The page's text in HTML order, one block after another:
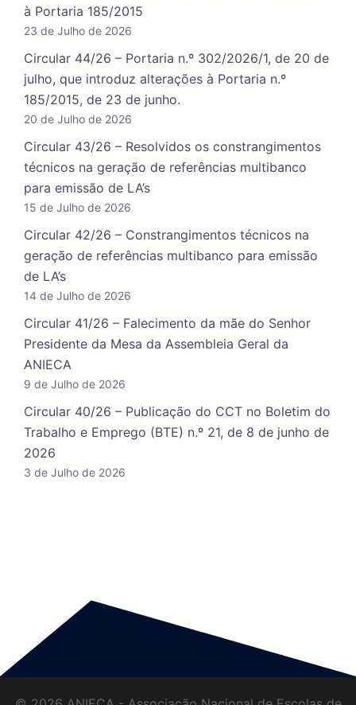
à Portaria 185/2015
23 de Julho de 2026
Circular 44/26 – Portaria n.º 302/2026/1, de 20 de
julho, que introduz alterações à Portaria n.º
185/2015, de 23 de junho.
20 de Julho de 2026
Circular 43/26 – Resolvidos os constrangimentos
técnicos na geração de referências multibanco
para emissão de LA’s
15 de Julho de 2026
Circular 42/26 – Constrangimentos técnicos na
geração de referências multibanco para emissão
de LA’s
14 de Julho de 2026
Circular 41/26 – Falecimento da mãe do Senhor
Presidente da Mesa da Assembleia Geral da
ANIECA
9 de Julho de 2026
Circular 40/26 – Publicação do CCT no Boletim do
Trabalho e Emprego (BTE) n.º 21, de 8 de junho de
2026
3 de Julho de 2026